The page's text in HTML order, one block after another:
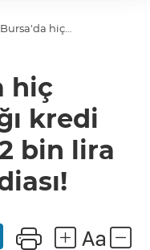
Bursa'da hiç
452 bin lira
çekildi
iddiası!
hiç
kredi
bin lira